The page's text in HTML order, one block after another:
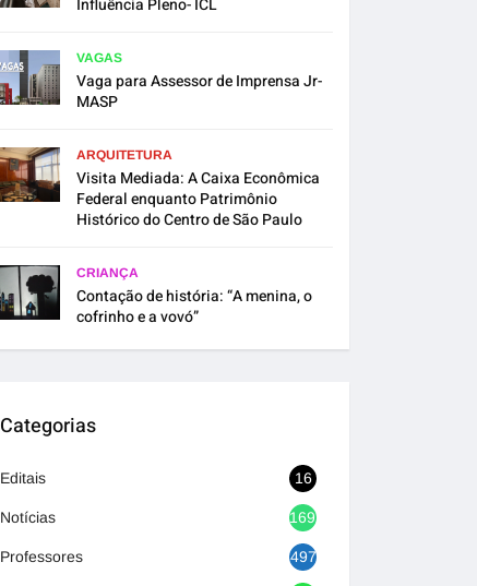
Influência Pleno- ICL
VAGAS
Vaga para Assessor de Imprensa Jr-
MASP
ARQUITETURA
Visita Mediada: A Caixa Econômica
Federal enquanto Patrimônio
Histórico do Centro de São Paulo
CRIANÇA
Contação de história: “A menina, o
cofrinho e a vovó”
Categorias
Editais 16
Notícias 1692
Professores 497